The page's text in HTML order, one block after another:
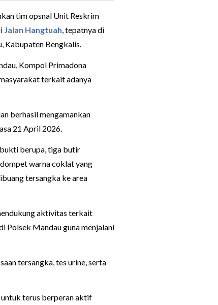
tim opsnal Unit Reskrim
Jalan Hangtuah, tepatnya di
Kabupaten Bengkalis.
Kompol Primadona
terkait adanya
berhasil mengamankan
21 April 2026.
berupa, tiga butir
warna coklat yang
tersangka ke area
aktivitas terkait
Polsek Mandau guna menjalani
tersangka, tes urine, serta
terus berperan aktif